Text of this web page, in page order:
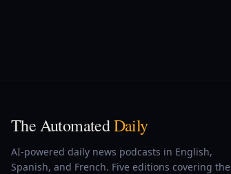
The AutomatedDaily
AI-powered daily news podcasts in English,
Spanish, and French. Five editions covering the